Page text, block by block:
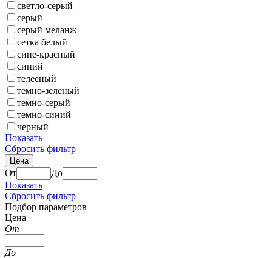
светло-серый
серый
серый меланж
сетка белый
сине-красный
синий
телесный
темно-зеленый
темно-серый
темно-синий
черный
Показать
Сбросить фильтр
Цена
От
До
Показать
Сбросить фильтр
Подбор параметров
Цена
От
До